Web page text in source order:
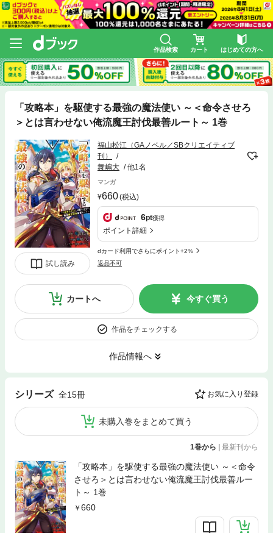
作品検索 カート はじめての方へ
「攻略本」を駆使する最強の魔法使い ～＜命令させろ
＞とは言わせない俺流魔王討伐最善ルート～ 1巻
試し読み
福山松江（GAノベル／SBクリエイティブ
刊）
舞嶋大
他1名
マンガ
660(税込)
6pt獲得
ポイント詳細
dカード利用でさらにポイント+2%
返品不可
カートへ 今すぐ買う
作品をチェックする
作品情報へ
シリーズ 全15冊 お気に入り登録
未購入巻をまとめて買う
1巻から | 最新刊から
「攻略本」を駆使する最強の魔法使い ～＜命令
させろ＞とは言わせない俺流魔王討伐最善ルー
ト～ 1巻
660